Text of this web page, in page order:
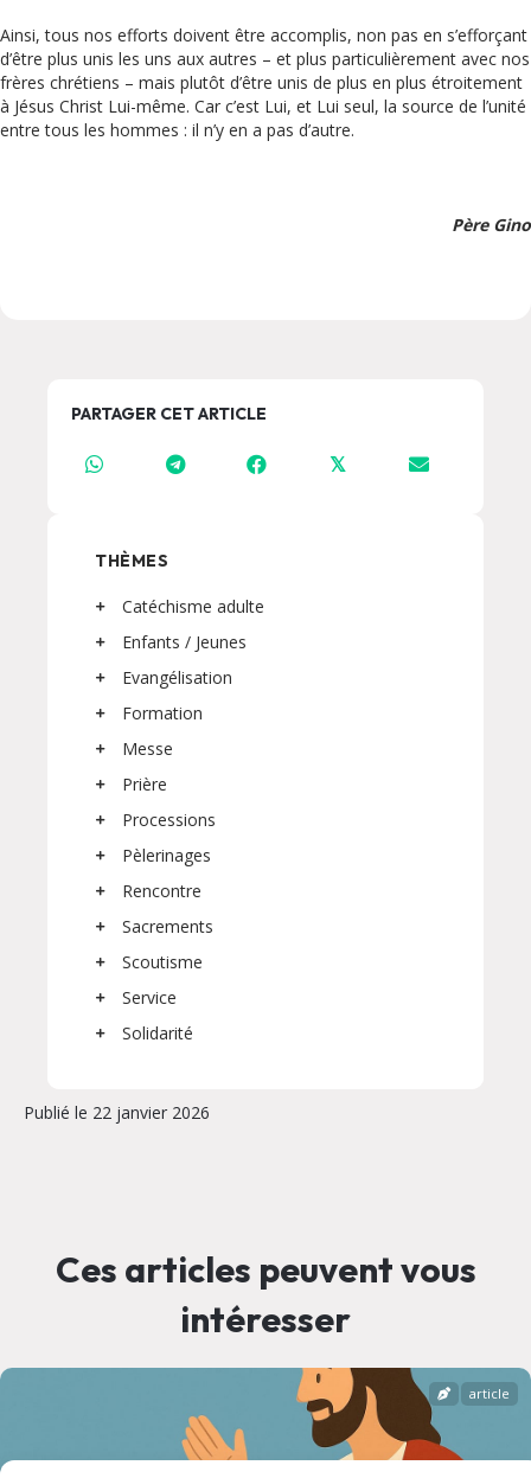
Ainsi, tous nos efforts doivent être accomplis, non pas en s’efforçant
d’être plus unis les uns aux autres – et plus particulièrement avec nos
frères chrétiens – mais plutôt d’être unis de plus en plus étroitement
à Jésus Christ Lui-même. Car c’est Lui, et Lui seul, la source de l’unité
entre tous les hommes : il n’y en a pas d’autre.
Père Gino
PARTAGER CET ARTICLE
𝕏
THÈMES
Catéchisme adulte
Enfants / Jeunes
Evangélisation
Formation
Messe
Prière
Processions
Pèlerinages
Rencontre
Sacrements
Scoutisme
Service
Solidarité
Publié le 22 janvier 2026
Ces articles peuvent vous
intéresser
article